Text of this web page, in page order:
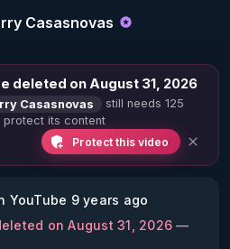
Casasnovas
deleted on August 31, 2026
Casasnovas
still needs 125
protect its content
Protect this video
YouTube 9 years ago
on August 31, 2026 —